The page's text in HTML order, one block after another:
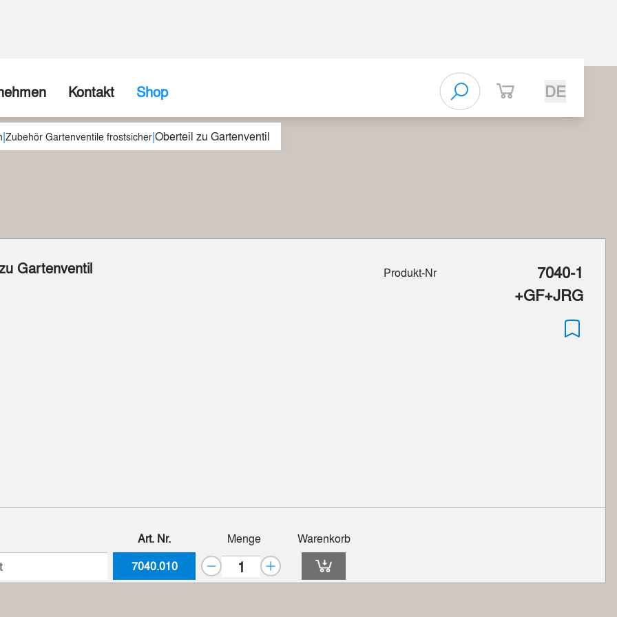
Beispiele aus unserer Werkstatt
Kontakt
Firma / Abholshop
Shop DE
|Zubehör Gartenventile frostsicher|Oberteil zu Gartenventil
Gartenventil Produkt-Nr
7040-1
+GF+JRG
Art. Nr. Menge
Warenkorb
7040.010